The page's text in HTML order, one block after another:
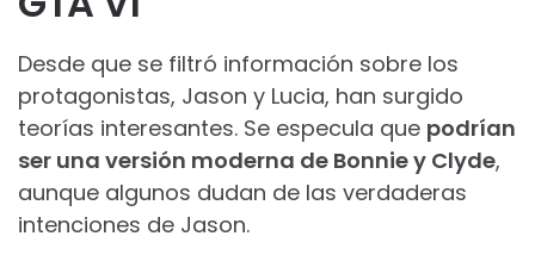
Desde que se filtró información sobre los
protagonistas, Jason y Lucia, han surgido
teorías interesantes. Se especula que podrían
ser una versión moderna de Bonnie y Clyde,
aunque algunos dudan de las verdaderas
intenciones de Jason.